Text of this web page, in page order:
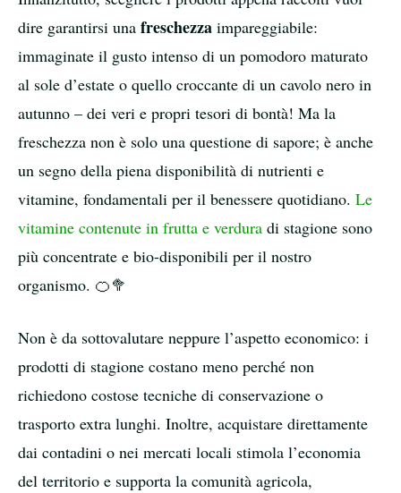
dire garantirsi una freschezza impareggiabile:
immaginate il gusto intenso di un pomodoro maturato
al sole d’estate o quello croccante di un cavolo nero in
autunno – dei veri e propri tesori di bontà! Ma la
freschezza non è solo una questione di sapore; è anche
un segno della piena disponibilità di nutrienti e
vitamine, fondamentali per il benessere quotidiano. Le
vitamine contenute in frutta e verdura di stagione sono
più concentrate e bio-disponibili per il nostro
organismo. 🍊🥦
Non è da sottovalutare neppure l’aspetto economico: i
prodotti di stagione costano meno perché non
richiedono costose tecniche di conservazione o
trasporto extra lunghi. Inoltre, acquistare direttamente
dai contadini o nei mercati locali stimola l’economia
del territorio e supporta la comunità agricola,